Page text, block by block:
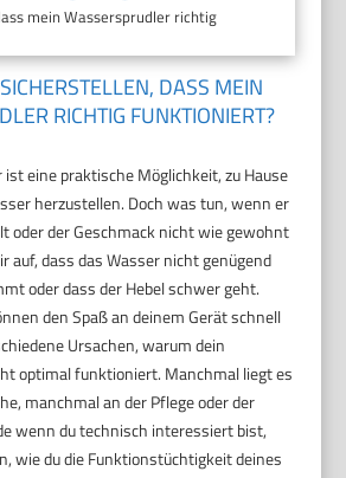
mein Wassersprudler richtig
DASS MEIN
RICHTIG FUNKTIONIERT?
eine praktische Möglichkeit, zu Hause
herzustellen. Doch was tun, wenn er
oder der Geschmack nicht wie gewohnt
auf, dass das Wasser nicht genügend
oder dass der Hebel schwer geht.
den Spaß an deinem Gerät schnell
Ursachen, warum dein
optimal funktioniert. Manchmal liegt es
manchmal an der Pflege oder der
wenn du technisch interessiert bist,
wie du die Funktionstüchtigkeit deines